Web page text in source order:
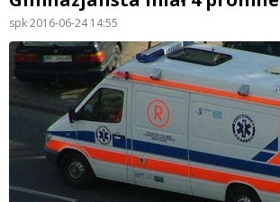
spk·2016-06-24 14:55